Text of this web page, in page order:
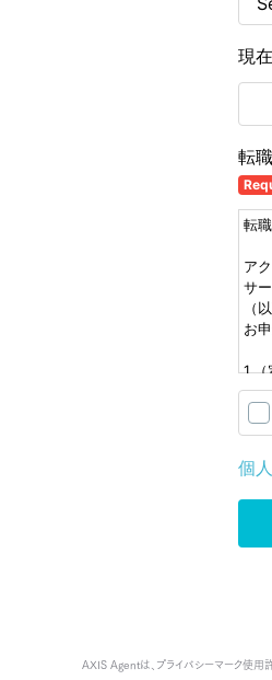
AXIS Agentは、 プライバシーマーク使用